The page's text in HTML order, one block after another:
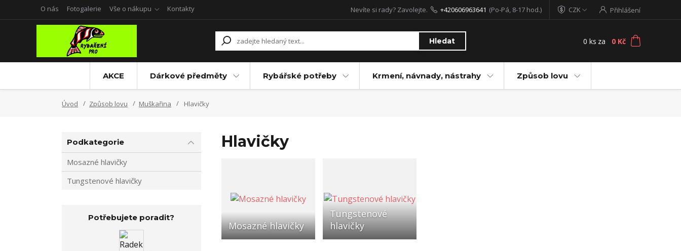
O nás Fotogalerie Vše o nákupu Kontakty CZK Přihlášení
Hledat
Nevíte si rady? Zavolejte. +420606963641 (Po-Pá, 8-17 hod.)
0 ks za 0 Kč
AKCE Dárkové předměty Rybářské potřeby Krmení, návnady, nástrahy Způsob lovu
Úvod Způsob lovu Muškařina Hlavičky
Hlavičky
Mosazné hlavičky
Tungstenové
hlavičky
Podkategorie
Mosazné hlavičky
Tungstenové hlavičky
Potřebujete poradit?